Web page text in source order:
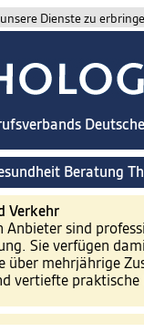
Dienste zu
Beratung
Verkehr
Anbieter sind
Sie verfügen
über mehrjährige
vertiefte praktische